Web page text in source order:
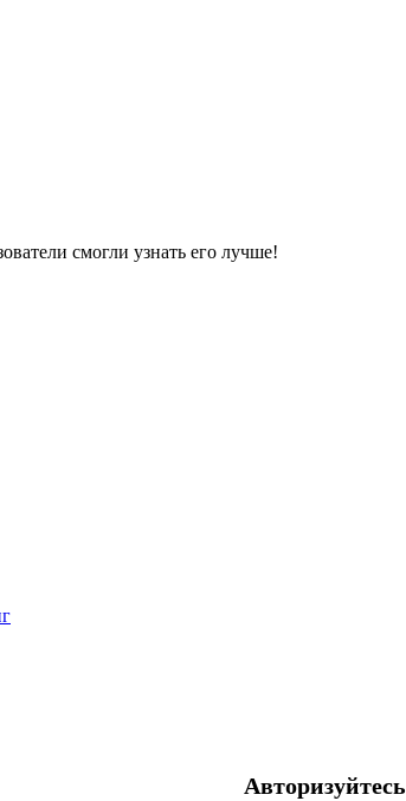
смогли узнать его лучше!
Авторизуйтесь